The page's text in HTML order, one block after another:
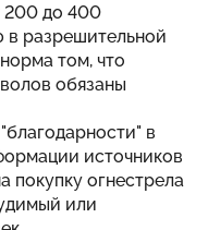
200 до 400
в разрешительной
том, что
обязаны
в
источников
огнестрела
или